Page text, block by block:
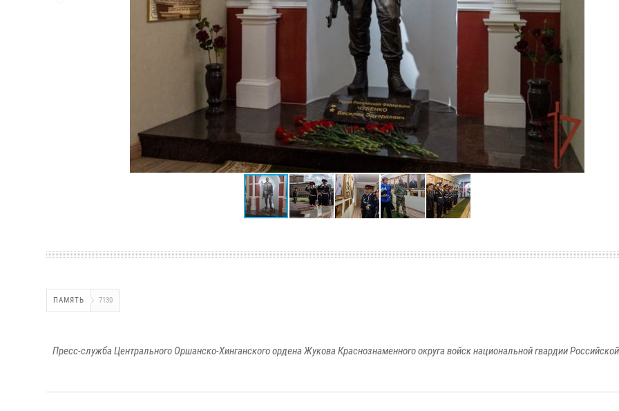
ПАМЯТЬ 7130
Пресс-служба Центрального Оршанско-Хинганского ордена Жукова Краснознаменного округа войск национальной гвардии